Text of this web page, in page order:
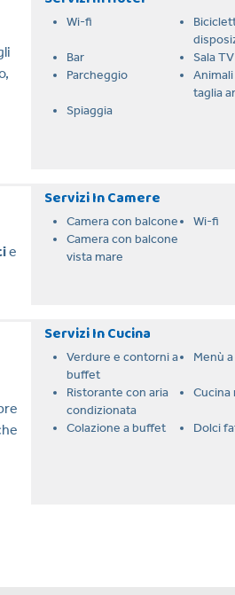
Wi-fi
Bar
Sala TV
Parcheggio
taglia
Spiaggia
e
Servizi In Camere
Camera con balcone
Wi-fi
Camera con balcone
vista mare
Servizi In Cucina
Verdure e contorni a
buffet
Menù
Ristorante con aria
condizionata
Cucina
Colazione a buffet Dolci